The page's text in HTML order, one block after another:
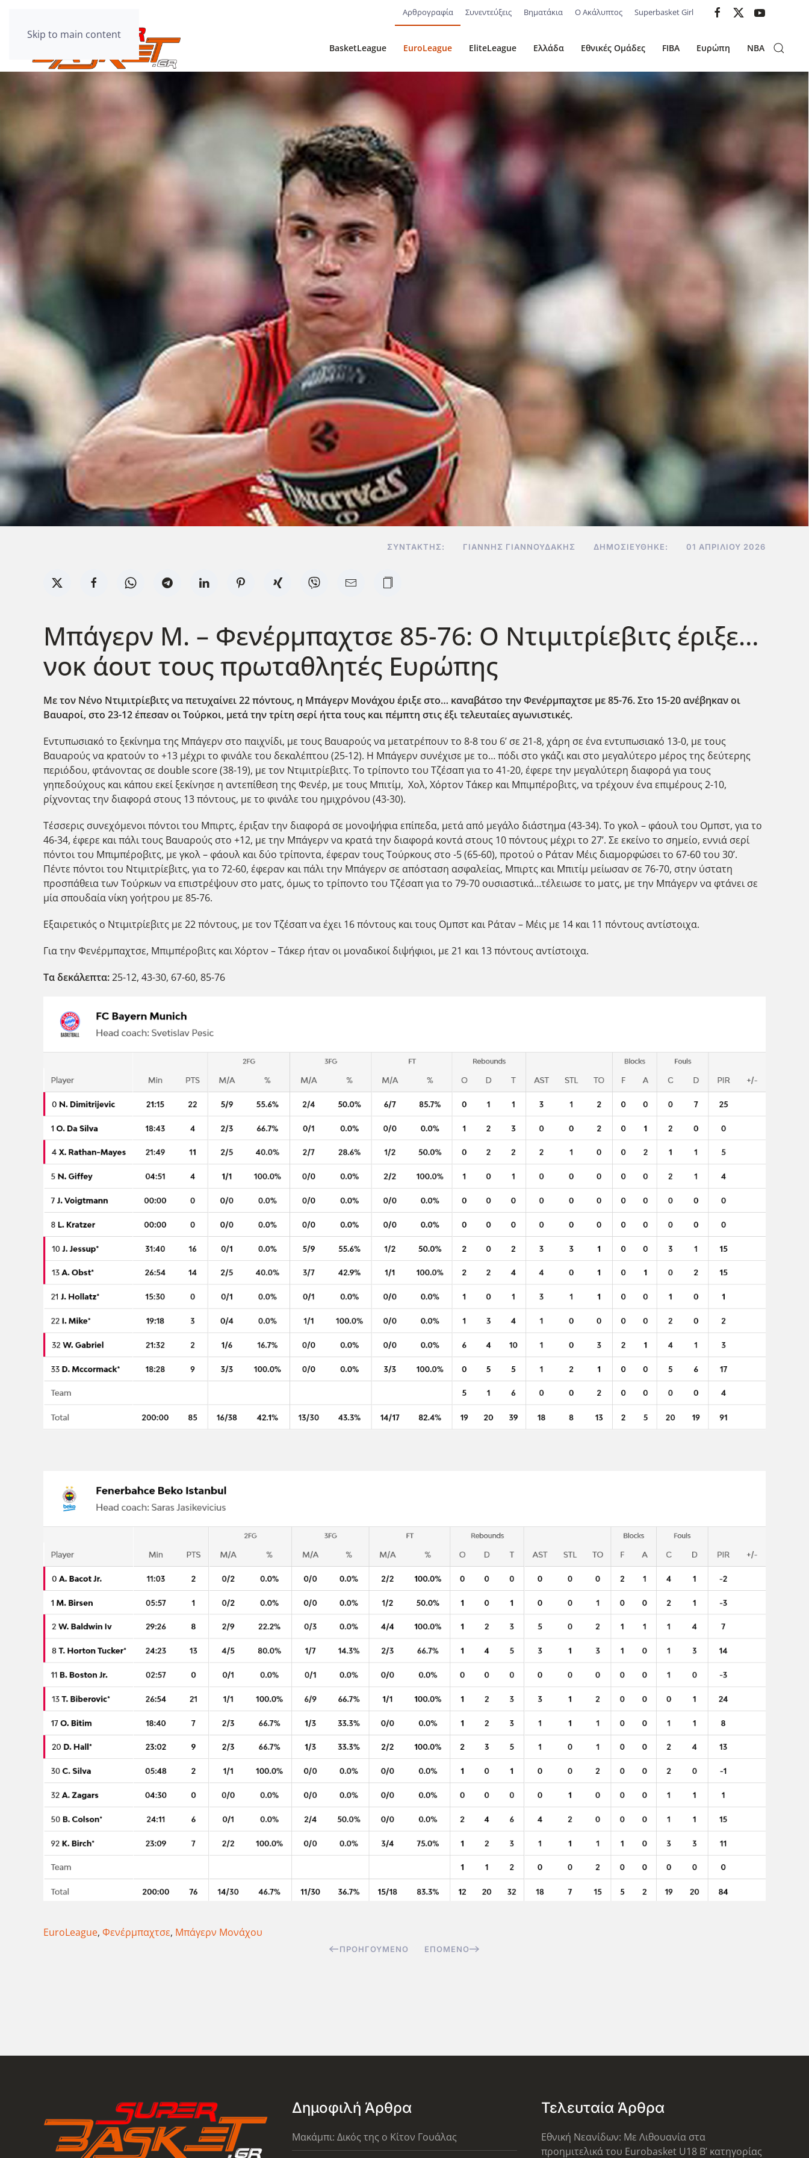
Skip to main content
Αρθρογραφία Συνεντεύξεις Βηματάκια Ο Ακάλυπτος Superbasket Girl
BasketLeague EuroLeague EliteLeague Ελλάδα Εθνικές Ομάδες FIBA Ευρώπη NBA
ΣΥΝΤΆΚΤΗΣ: ΓΙΆΝΝΗΣ ΓΙΑΝΝΟΥΔΆΚΗΣ ΔΗΜΟΣΙΕΎΘΗΚΕ: 01 ΑΠΡΙΛΊΟΥ 2026
Μπάγερν Μ. – Φενέρμπαχτσε 85-76: Ο Ντιμιτρίεβιτς έριξε…
νοκ άουτ τους πρωταθλητές Ευρώπης
Με τον Νένο Ντιμιτρίεβιτς να πετυχαίνει 22 πόντους, η Μπάγερν Μονάχου έριξε στο… καναβάτσο την Φενέρμπαχτσε με 85-76. Στο 15-20 ανέβηκαν οι
Βαυαροί, στο 23-12 έπεσαν οι Τούρκοι, μετά την τρίτη σερί ήττα τους και πέμπτη στις έξι τελευταίες αγωνιστικές.
Εντυπωσιακό το ξεκίνημα της Μπάγερν στο παιχνίδι, με τους Βαυαρούς να μετατρέπουν το 8-8 του 6’ σε 21-8, χάρη σε ένα εντυπωσιακό 13-0, με τους
Βαυαρούς να κρατούν το +13 μέχρι το φινάλε του δεκαλέπτου (25-12). Η Μπάγερν συνέχισε με το… πόδι στο γκάζι και στο μεγαλύτερο μέρος της δεύτερης
περιόδου, φτάνοντας σε double score (38-19), με τον Ντιμιτρίεβιτς. Το τρίποντο του Τζέσαπ για το 41-20, έφερε την μεγαλύτερη διαφορά για τους
γηπεδούχους και κάπου εκεί ξεκίνησε η αντεπίθεση της Φενέρ, με τους Μπιτίμ, Χολ, Χόρτον Τάκερ και Μπιμπέροβιτς, να τρέχουν ένα επιμέρους 2-10,
ρίχνοντας την διαφορά στους 13 πόντους, με το φινάλε του ημιχρόνου (43-30).
Τέσσερις συνεχόμενοι πόντοι του Μπιρτς, έριξαν την διαφορά σε μονοψήφια επίπεδα, μετά από μεγάλο διάστημα (43-34). Το γκολ – φάουλ του Ομπστ, για το
46-34, έφερε και πάλι τους Βαυαρούς στο +12, με την Μπάγερν να κρατά την διαφορά κοντά στους 10 πόντους μέχρι το 27’. Σε εκείνο το σημείο, εννιά σερί
πόντοι του Μπιμπέροβιτς, με γκολ – φάουλ και δύο τρίποντα, έφεραν τους Τούρκους στο -5 (65-60), προτού ο Ράταν Μέις διαμορφώσει το 67-60 του 30’.
Πέντε πόντοι του Ντιμιτρίεβιτς, για το 72-60, έφεραν και πάλι την Μπάγερν σε απόσταση ασφαλείας, Μπιρτς και Μπιτίμ μείωσαν σε 76-70, στην ύστατη
προσπάθεια των Τούρκων να επιστρέψουν στο ματς, όμως το τρίποντο του Τζέσαπ για το 79-70 ουσιαστικά…τέλειωσε το ματς, με την Μπάγερν να φτάνει σε
μία σπουδαία νίκη γοήτρου με 85-76.
Εξαιρετικός ο Ντιμιτρίεβιτς με 22 πόντους, με τον Τζέσαπ να έχει 16 πόντους και τους Ομπστ και Ράταν – Μέις με 14 και 11 πόντους αντίστοιχα.
Για την Φενέρμπαχτσε, Μπιμπέροβιτς και Χόρτον – Τάκερ ήταν οι μοναδικοί διψήφιοι, με 21 και 13 πόντους αντίστοιχα.
Τα δεκάλεπτα:25-12, 43-30, 67-60, 85-76
EuroLeague, Φενέρμπαχτσε, Μπάγερν Μονάχου
ΠΡΟΗΓΟΎΜΕΝΟ ΕΠΌΜΕΝΟ
Δημοφιλή Άρθρα
Μακάμπι: Δικός της ο Κίτον Γουάλας
Τελευταία Άρθρα
Εθνική Νεανίδων: Με Λιθουανία στα
προημιτελικά του Eurobasket U18 Β’ κατηγορίας